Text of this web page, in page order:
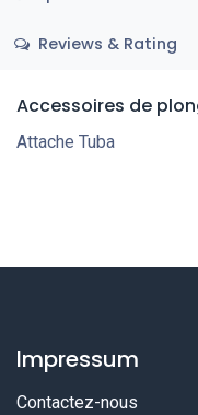
Reviews & Rating
Accessoires de
Attache Tuba
Impressum
Contactez-nous